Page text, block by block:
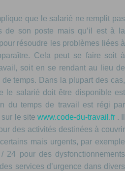
que le salarié ne remplit pas
de son poste mais qu’il est à la
résoudre les problèmes liées à
Cela peut se faire soit à
soit en se rendant au lieu de
temps. Dans la plupart des cas,
le salarié doit être disponible est
du temps de travail est régi par
le site www.code-du-travail.fr. Il
des activités destinées à couvrir
mais urgents, par exemple
24 pour des dysfonctionnements
services d’urgence dans divers